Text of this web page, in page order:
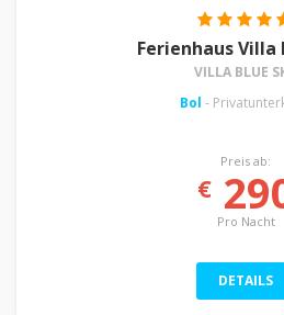
Ferienhaus Villa
VILLA BLUE
Bol -
Preis ab:
€
Pro Nacht
DETAILS